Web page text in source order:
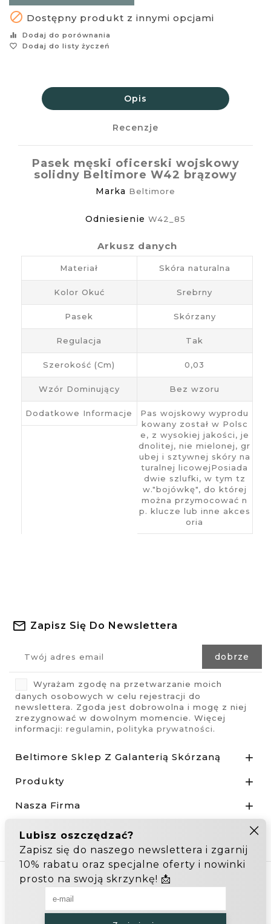
 Dostępny produkt z innymi opcjami
equalizer
Dodaj do porównania
favorite_border
Dodaj do listy życzeń
Opis
Recenzje
Pasek męski oficerski wojskowy
solidny Beltimore W42 brązowy
Marka Beltimore
Odniesienie W42_85
Arkusz danych
Materiał Skóra naturalna
Kolor Okuć Srebrny
Pasek Skórzany
Regulacja Tak
Szerokość (cm) 0,03
Wzór Dominujący Bez wzoru
Dodatkowe Informacje
Pas wojskowy wyprodu
kowany został w Polsc
e, z wysokiej jakości, je
dnolitej, nie mielonej, gr
ubej i sztywnej skóry na
turalnej licowejPosiada
dwie szlufki, w tym tz
w."bojówkę", do której
można przymocować n
p. klucze lub inne akces
oria
Zapisz Się Do Newslettera
Wyrażam zgodę na przetwarzanie moich
danych osobowych w celu rejestracji do
newslettera. Zgoda jest dobrowolna i mogę z niej
zrezygnować w dowolnym momencie. Więcej
informacji: regulamin, polityka prywatności.
Beltimore Sklep Z Galanterią Skórzaną 
Produkty 
Nasza Firma 
Zakupy hurtowe:Hurtownia Galanterii